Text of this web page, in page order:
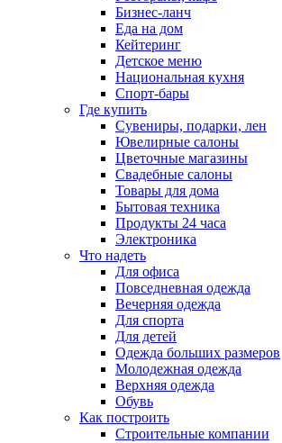
Бизнес-ланч
Еда на дом
Кейтеринг
Детское меню
Национальная кухня
Спорт-бары
Где купить
Сувениры, подарки, лен
Ювелирные салоны
Цветочные магазины
Свадебные салоны
Товары для дома
Бытовая техника
Продукты 24 часа
Электроника
Что надеть
Для офиса
Повседневная одежда
Вечерняя одежда
Для спорта
Для детей
Одежда больших размеров
Молодежная одежда
Верхняя одежда
Обувь
Как построить
Строительные компании